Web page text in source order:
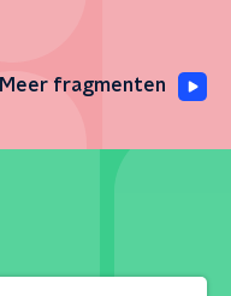
Meer fragmenten